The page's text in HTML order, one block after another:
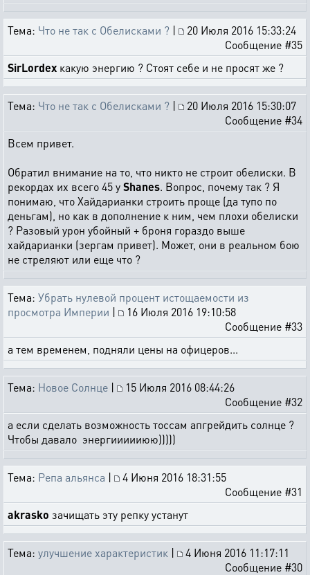
Тема: Что не так с Обелисками ? |
20 Июля 2016 15:33:24
Сообщение #35
SirLordex какую энергию ? Стоят себе и не просят же ?
Тема: Что не так с Обелисками ? |
20 Июля 2016 15:30:07
Сообщение #34
Всем привет.
Обратил внимание на то, что никто не строит обелиски. В
рекордах их всего 45 уShanes. Вопрос, почему так ? Я
понимаю, что Хайдарианки строить проще (да тупо по
деньгам), но как в дополнение к ним, чем плохи обелиски
? Разовый урон убойный + броня гораздо выше
хайдарианки (зергам привет). Может, они в реальном бою
не стреляют или еще что ?
Тема: Убрать нулевой процент истощаемости из
просмотра Империи |
16 Июля 2016 19:10:58
Сообщение #33
а тем временем, подняли цены на офицеров...
Тема: Новое Солнце |
15 Июля 2016 08:44:26
Сообщение #32
а если сделать возможность тоссам апгрейдить солнце ?
Чтобы давало энергиииииюю)))))
Тема: Репа альянса |
4 Июня 2016 18:31:55
Сообщение #31
akrasko зачищать эту репку устанут
Тема: улучшение характеристик |
4 Июня 2016 11:17:11
Сообщение #30